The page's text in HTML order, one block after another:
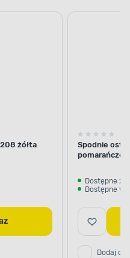
robocze
żółta
Spodnie
Dostępne z
Dostępne w
Dodaj do